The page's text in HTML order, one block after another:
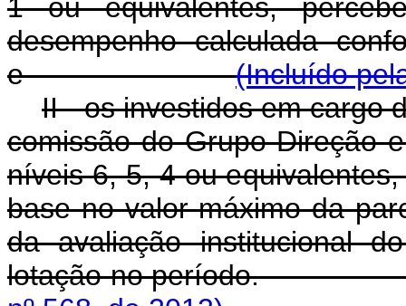
1 ou equivalentes,
desempenho calculada
e(Incluído
II - os investidos em cargo
comissão do Grupo-Direção
níveis 6, 5, 4 ou
base no valor máximo da
da avaliação institucional
lotação no